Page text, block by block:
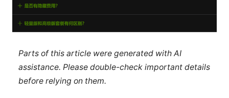
Parts of this article were generated with AI
assistance. Please double-check important details
before relying on them.